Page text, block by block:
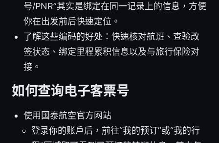
号/PNR”其实是绑定在同一记录上的信息，方便
你在出发前后快速定位。
了解这些编码的好处：快速核对航班、查验改
签状态、绑定里程累积信息以及与旅行保险对
接。
如何查询电子客票号
使用国泰航空官方网站
登录你的账户后，前往“我的预订”或“我的行